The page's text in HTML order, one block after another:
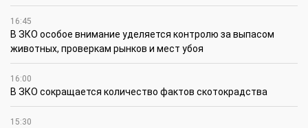
16:45
В ЗКО особое внимание уделяется контролю за выпасом
животных, проверкам рынков и мест убоя
16:00
В ЗКО сокращается количество фактов скотокрадства
15:30